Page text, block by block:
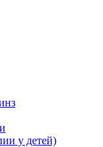
у детей)